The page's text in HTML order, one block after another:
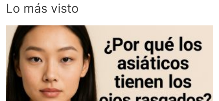
Lo más visto